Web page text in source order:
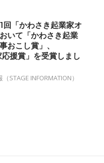
回「かわさき起業家オ
いて「かわさき起業
おこし賞」、
応援賞」を受賞しまし
STAGE INFORMATION）